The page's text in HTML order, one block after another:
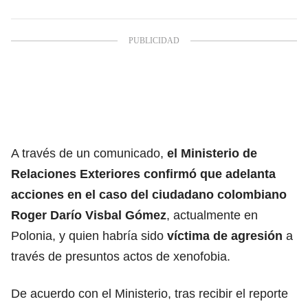
A través de un comunicado, el Ministerio de
Relaciones Exteriores confirmó que adelanta
acciones en el caso del ciudadano colombiano
Roger Darío Visbal Gómez, actualmente en
Polonia, y quien habría sido víctima de agresión a
través de presuntos actos de xenofobia.
De acuerdo con el Ministerio, tras recibir el reporte